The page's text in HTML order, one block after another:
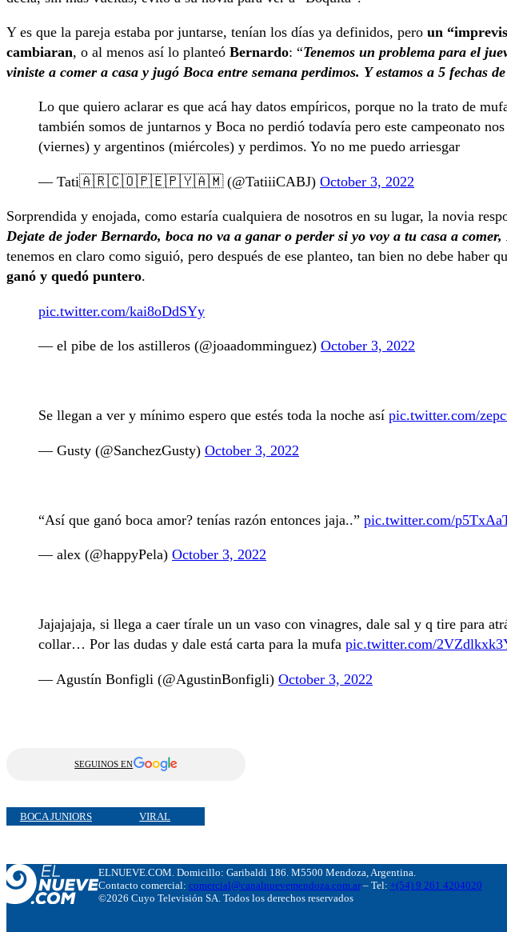
Y es que la pareja estaba por juntarse, tenían los días ya definidos, pero un
cambiaran, o al menos así lo planteó Bernardo: “Tenemos un problema para el
viniste a comer a casa y jugó Boca entre semana perdimos. Y estamos a 5 fechas
Lo que quiero aclarar es que acá hay datos empíricos, porque no la trato de
también somos de juntarnos y Boca no perdió todavía pero este campeonato
(viernes) y argentinos (miércoles) y perdimos. Yo no me puedo arriesgar
— Tati🇦🇷🇨🇴🇵🇪🇵🇾🇦🇲 (@TatiiiCABJ) October 3, 2022
Sorprendida y enojada, como estaría cualquiera de nosotros en su lugar, la novia
Dejate de joder Bernardo, boca no va a ganar o perder si yo voy a tu casa a comer,
tenemos en claro como siguió, pero después de ese planteo, tan bien no debe haber
ganó y quedó puntero.
pic.twitter.com/kai8oDdSYy
— el pibe de los astilleros (@joaadomminguez) October 3, 2022
Se llegan a ver y mínimo espero que estés toda la noche así pic.twitter.com/
— Gusty (@SanchezGusty) October 3, 2022
“Así que ganó boca amor? tenías razón entonces jaja..” pic.twitter.com/
— alex (@happyPela) October 3, 2022
Jajajajaja, si llega a caer tírale un un vaso con vinagres, dale sal y q tire para
collar… Por las dudas y dale está carta para la mufa pic.twitter.com/
— Agustín Bonfigli (@AgustinBonfigli) October 3, 2022
SEGUINOS EN
BOCA JUNIORS VIRAL
ELNUEVE.COM. Domicillo: Garibaldi 186. M5500 Mendoza, Argentina.
Contacto comercial: comercial@canalnuevemendoza.com.ar– Tel: +(54) 9 261 4204020
©2026 Cuyo Televisión SA. Todos los derechos reservados